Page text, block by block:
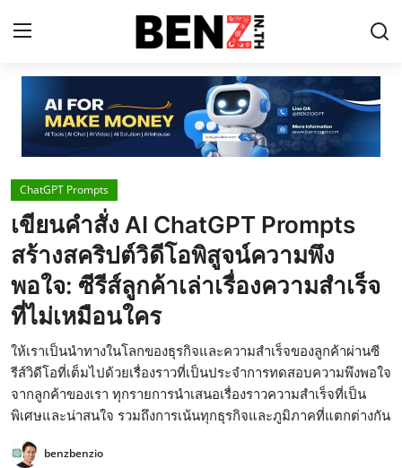
Home
Contact
AI Tools
ChatGPT Prompts
ข่าว AI รอบโลก
ThaiGPT Builder
คอร์สเรียน ChatGPT
ChatGPT Prompts
เขียนคำสั่ง AI ChatGPT Prompts
สร้างสคริปต์วิดีโอพิสูจน์ความพึง
พอใจ: ซีรีส์ลูกค้าเล่าเรื่องความสำเร็จ
ที่ไม่เหมือนใคร
ให้เราเป็นนำทางในโลกของธุรกิจและความสำเร็จของลูกค้าผ่านซี
รีส์วิดีโอที่เต็มไปด้วยเรื่องราวที่เป็นประจำการทดสอบความพึงพอใจ
จากลูกค้าของเรา ทุกรายการนำเสนอเรื่องราวความสำเร็จที่เป็น
พิเศษและน่าสนใจ รวมถึงการเน้นทุกธุรกิจและภูมิภาคที่แตกต่างกัน
benzbenzio